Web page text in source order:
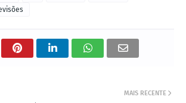
MAIS RECENTE